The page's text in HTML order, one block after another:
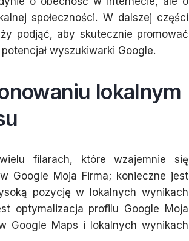
społeczności. W dalszej części
podjąć, aby skutecznie promować
wyszukiwarki Google.
lokalnym
filarach, które wzajemnie się
Google Moja Firma; konieczne jest
pozycję w lokalnych wynikach
optymalizacja profilu Google Moja
Google Maps i lokalnych wynikach